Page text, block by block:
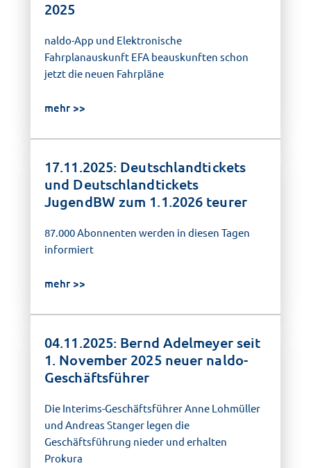
2025
naldo-App und Elektronische
Fahrplanauskunft EFA beauskunften schon
jetzt die neuen Fahrpläne
mehr
17.11.2025: Deutschlandtickets
und Deutschlandtickets
JugendBW zum 1.1.2026 teurer
87.000 Abonnenten werden in diesen Tagen
informiert
mehr
04.11.2025: Bernd Adelmeyer seit
1. November 2025 neuer naldo-
Geschäftsführer
Die Interims-Geschäftsführer Anne Lohmüller
und Andreas Stanger legen die
Geschäftsführung nieder und erhalten
Prokura